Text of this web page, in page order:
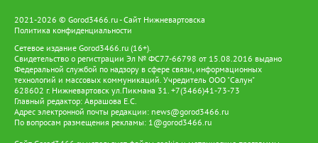
2021-2026 © Gorod3466.ru - Сайт Нижневартовска
Политика конфиденциальности
Сетевое издание Gorod3466.ru (16+).
Свидетельство о регистрации Эл № ФС77-66798 от 15.08.2016 выдано
Федеральной службой по надзору в сфере связи, информационных
технологий и массовых коммуникаций. Учредитель ООО "Салун"
628602 г. Нижневартовск ул.Пикмана 31. +7(3466)41-73-73
Главный редактор: Аврашова Е.С.
Адрес электронной почты редакции: news@gorod3466.ru
По вопросам размещения рекламы: 1@gorod3466.ru